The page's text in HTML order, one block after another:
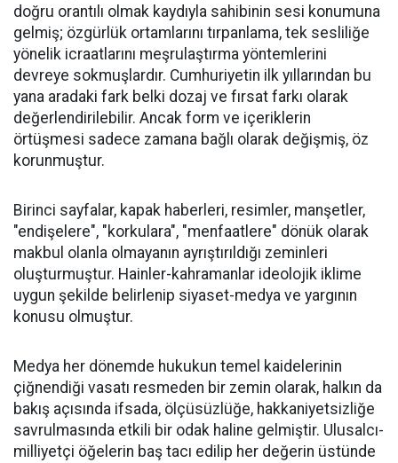
doğru orantılı olmak kaydıyla sahibinin sesi konumuna
gelmiş; özgürlük ortamlarını tırpanlama, tek sesliliğe
yönelik icraatlarını meşrulaştırma yöntemlerini
devreye sokmuşlardır. Cumhuriyetin ilk yıllarından bu
yana aradaki fark belki dozaj ve fırsat farkı olarak
değerlendirilebilir. Ancak form ve içeriklerin
örtüşmesi sadece zamana bağlı olarak değişmiş, öz
korunmuştur.
Birinci sayfalar, kapak haberleri, resimler, manşetler,
"endişelere", "korkulara", "menfaatlere" dönük olarak
makbul olanla olmayanın ayrıştırıldığı zeminleri
oluşturmuştur. Hainler-kahramanlar ideolojik iklime
uygun şekilde belirlenip siyaset-medya ve yargının
konusu olmuştur.
Medya her dönemde hukukun temel kaidelerinin
çiğnendiği vasatı resmeden bir zemin olarak, halkın da
bakış açısında ifsada, ölçüsüzlüğe, hakkaniyetsizliğe
savrulmasında etkili bir odak haline gelmiştir. Ulusalcı-
milliyetçi öğelerin baş tacı edilip her değerin üstünde